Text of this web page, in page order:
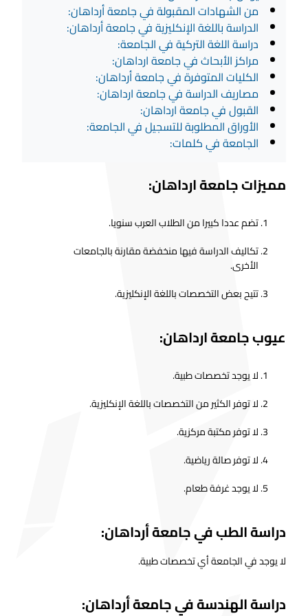
من الشهادات المقبولة في جامعة أرداهان:
الدراسة باللغة الإنكليزية في جامعة أرداهان:
دراسة اللغة التركية في الجامعة:
مراكز الأبحاث في جامعة ارداهان:
الكليات المتوفرة في جامعة أرداهان:
مصاريف الدراسة في جامعة ارداهان:
القبول في جامعة ارداهان:
الأوراق المطلوبة للتسجيل في الجامعة:
الجامعة في كلمات:
مميزات جامعة ارداهان:
تضم عددا كبيرا من الطلاب العرب سنويا.
تكاليف الدراسة فيها منخفضة مقارنة بالجامعات
الأخرى.
تتيح بعض التخصصات باللغة الإنكليزية.
عيوب جامعة ارداهان:
لا يوجد تخصصات طبية.
لا توفر الكثير من التخصصات باللغة الإنكليزية.
لا توفر مكتبة مركزية.
لا توفر صالة رياضية.
لا يوجد غرفة طعام.
دراسة الطب في جامعة أرداهان:
لا يوجد في الجامعة أي تخصصات طبية.
دراسة الهندسة في جامعة أرداهان: